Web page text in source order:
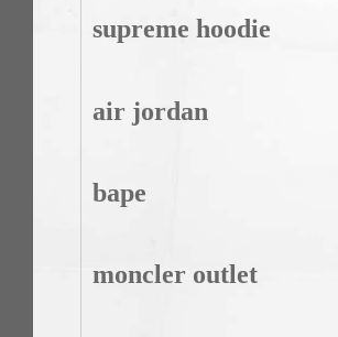
supreme hoodie
air jordan
bape
moncler outlet